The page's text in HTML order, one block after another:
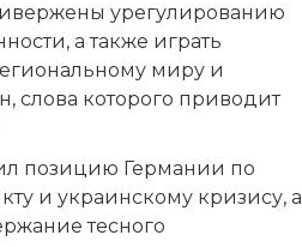
урегулированию
а также играть
миру и
слова которого приводит
позицию Германии по
и украинскому кризису, а
тесного